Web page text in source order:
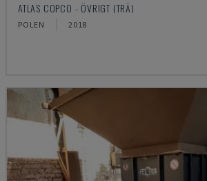
ATLAS COPCO - ÖVRIGT (TRÄ)
POLEN 2018